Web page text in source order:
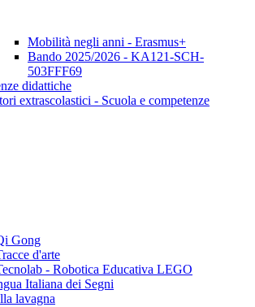
Mobilità negli anni - Erasmus+
Bando 2025/2026 - KA121-SCH-
503FFF69
didattiche
extrascolastici - Scuola e competenze
Gong
d'arte
- Robotica Educativa LEGO
Italiana dei Segni
lavagna